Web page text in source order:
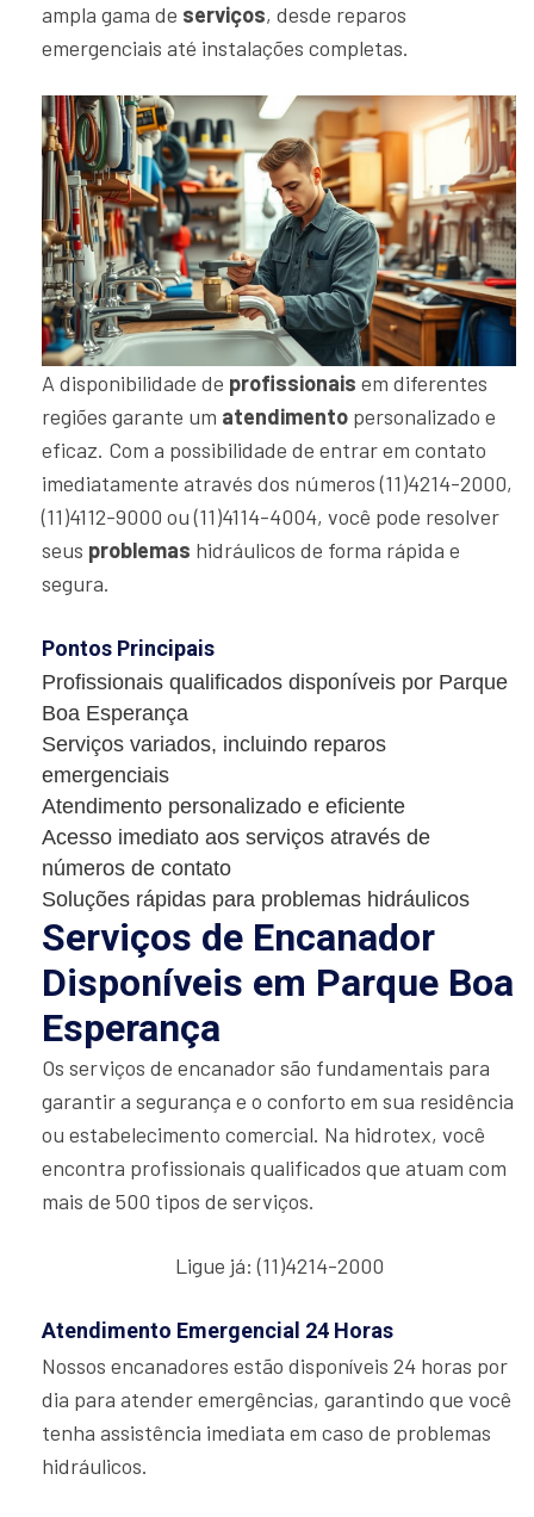
ampla gama de serviços, desde reparos
emergenciais até instalações completas.
A disponibilidade de profissionais em diferentes
regiões garante um atendimento personalizado e
eficaz. Com a possibilidade de entrar em contato
imediatamente através dos números (11)4214-2000,
(11)4112-9000 ou (11)4114-4004, você pode resolver
seus problemas hidráulicos de forma rápida e
segura.
Pontos Principais
Profissionais qualificados disponíveis por Parque
Boa Esperança
Serviços variados, incluindo reparos
emergenciais
Atendimento personalizado e eficiente
Acesso imediato aos serviços através de
números de contato
Soluções rápidas para problemas hidráulicos
Serviços de Encanador
Disponíveis em Parque Boa
Esperança
Os serviços de encanador são fundamentais para
garantir a segurança e o conforto em sua residência
ou estabelecimento comercial. Na hidrotex, você
encontra profissionais qualificados que atuam com
mais de 500 tipos de serviços.
Ligue já: (11)4214-2000
Atendimento Emergencial 24 Horas
Nossos encanadores estão disponíveis 24 horas por
dia para atender emergências, garantindo que você
tenha assistência imediata em caso de problemas
hidráulicos.